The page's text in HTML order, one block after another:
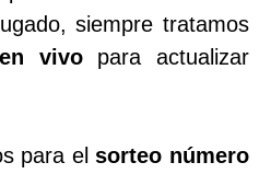
siempre tratamos
vivopara actualizar
para elsorteo número